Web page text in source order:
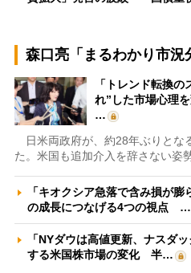
森口亮「まるわかり市況
「トレンド転換
れ”した市場心理
…
日米両政府が、約28年ぶりとな
た。米国も追加介入を辞さない姿
「キオクシア急落で含み損が
の成長につなげる4つの視点 …
「NYダウは高値更新、ナスダ
する米国株市場の変化 半…